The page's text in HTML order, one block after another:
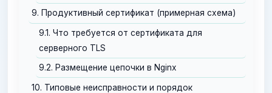
9. Продуктивный сертификат (примерная схема)
9.1. Что требуется от сертификата для
серверного TLS
9.2. Размещение цепочки в Nginx
10. Типовые неисправности и порядок